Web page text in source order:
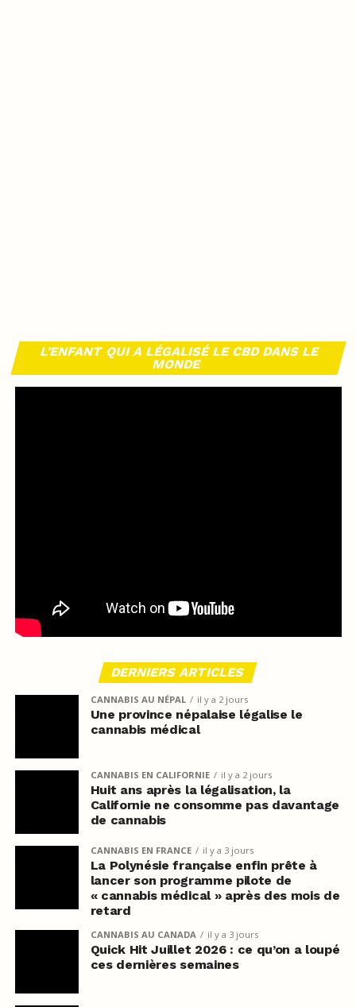
L’ENFANT QUI A LÉGALISÉ LE CBD DANS LE
MONDE
DERNIERS ARTICLES
CANNABIS AU NÉPAL il y a 2 jours
Une province népalaise légalise le
cannabis médical
CANNABIS EN CALIFORNIE il y a 2 jours
Huit ans après la légalisation, la
Californie ne consomme pas davantage
de cannabis
CANNABIS EN FRANCE il y a 3 jours
La Polynésie française enfin prête à
lancer son programme pilote de
« cannabis médical » après des mois de
retard
CANNABIS AU CANADA il y a 3 jours
Quick Hit Juillet 2026 : ce qu’on a loupé
ces dernières semaines